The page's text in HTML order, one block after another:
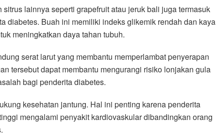
lainnya seperti grapefruit atau jeruk bali juga termasuk
diabetes. Buah ini memiliki indeks glikemik rendah dan kaya
meningkatkan daya tahan tubuh.
serat larut yang membantu memperlambat penyerapan
tersebut dapat membantu mengurangi risiko lonjakan gula
bagi penderita diabetes.
kesehatan jantung. Hal ini penting karena penderita
mengalami penyakit kardiovaskular dibandingkan orang